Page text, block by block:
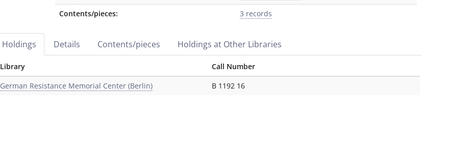
Contents/pieces:
3 records
Holdings Details Contents/pieces Holdings at Other Libraries
Library
Call Number
German Resistance Memorial Center (Berlin)
B 1192 16